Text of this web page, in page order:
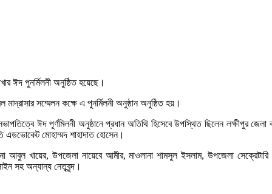
ঈদ পুনর্মিলনী অনুষ্ঠিত হয়েছে।
সম্মেলন কক্ষে এ পুনর্মিলনী অনুষ্ঠান অনুষ্ঠিত হয়।
ঈদ পূর্ণমিলনী অনুষ্ঠানে প্রধান অতিথি হিসেবে উপস্থিত ছিলেন লক্ষীপুর
এডভোকেট মোহাম্মদ শাহাদাত হোসেন।
আবুল খায়ের, উপজেলা নায়েবে আমীর, মাওলানা শামসুল ইসলাম, উপজেলা
সহ অন্যান্য নেতৃবৃন্দ।